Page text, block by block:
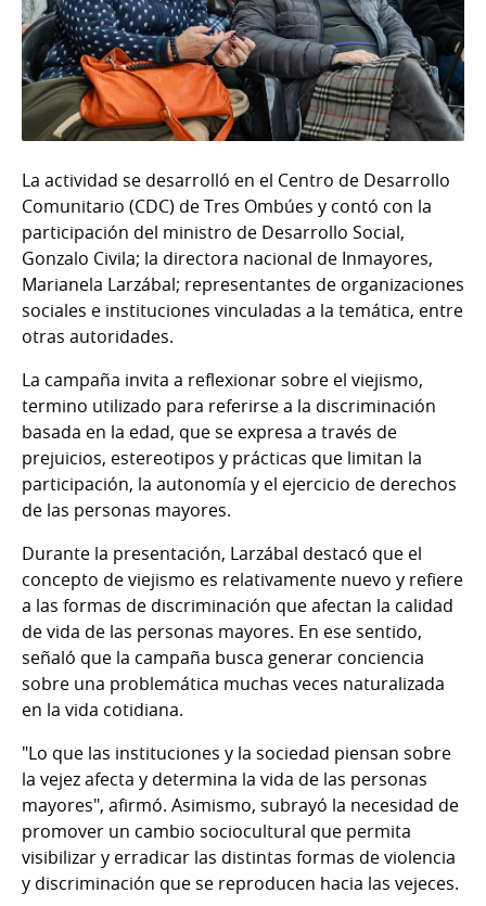
La actividad se desarrolló en el Centro de Desarrollo
Comunitario (CDC) de Tres Ombúes y contó con la
participación del ministro de Desarrollo Social,
Gonzalo Civila; la directora nacional de Inmayores,
Marianela Larzábal; representantes de organizaciones
sociales e instituciones vinculadas a la temática, entre
otras autoridades.
La campaña invita a reflexionar sobre el viejismo,
termino utilizado para referirse a la discriminación
basada en la edad, que se expresa a través de
prejuicios, estereotipos y prácticas que limitan la
participación, la autonomía y el ejercicio de derechos
de las personas mayores.
Durante la presentación, Larzábal destacó que el
concepto de viejismo es relativamente nuevo y refiere
a las formas de discriminación que afectan la calidad
de vida de las personas mayores. En ese sentido,
señaló que la campaña busca generar conciencia
sobre una problemática muchas veces naturalizada
en la vida cotidiana.
"Lo que las instituciones y la sociedad piensan sobre
la vejez afecta y determina la vida de las personas
mayores", afirmó. Asimismo, subrayó la necesidad de
promover un cambio sociocultural que permita
visibilizar y erradicar las distintas formas de violencia
y discriminación que se reproducen hacia las vejeces.